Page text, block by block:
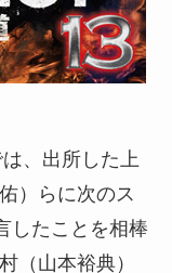
、出所した上
）らに次のス
したことを相棒
（山本裕典）